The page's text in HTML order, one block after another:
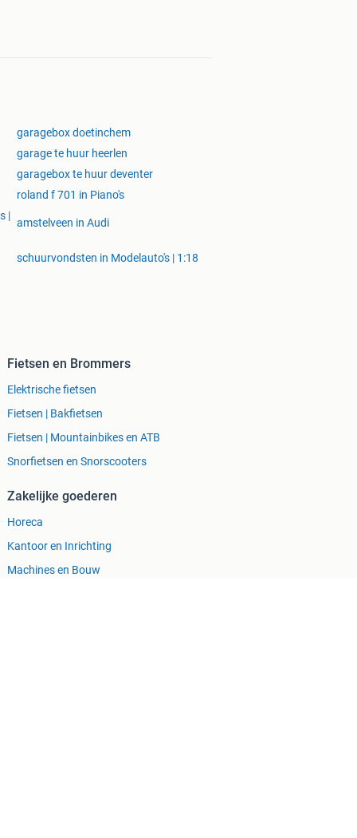
garagebox doetinchem
garage te huur heerlen
garagebox te huur deventer
roland f 701 in Piano's
|
amstelveen in Audi
schuurvondsten in Modelauto's | 1:18
Fietsen en Brommers
Elektrische fietsen
Fietsen | Bakfietsen
Fietsen | Mountainbikes en ATB
Snorfietsen en Snorscooters
Zakelijke goederen
Horeca
Kantoor en Inrichting
Machines en Bouw